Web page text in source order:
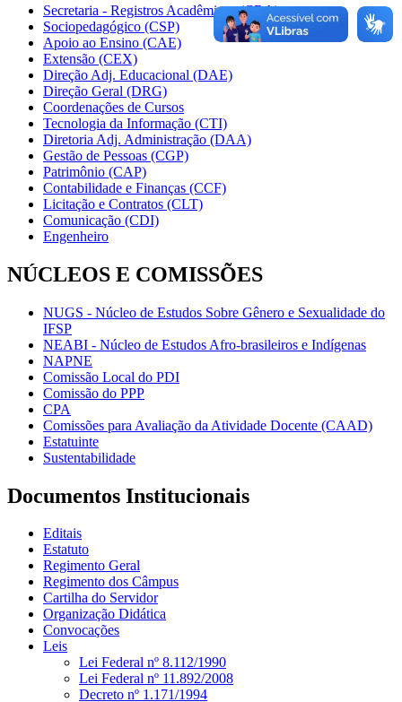
Secretaria - Registros Acadêmicos (CRA)
Sociopedagógico (CSP)
Apoio ao Ensino (CAE)
Extensão (CEX)
Direção Adj. Educacional (DAE)
Direção Geral (DRG)
Coordenações de Cursos
Tecnologia da Informação (CTI)
Diretoria Adj. Administração (DAA)
Gestão de Pessoas (CGP)
Patrimônio (CAP)
Contabilidade e Finanças (CCF)
Licitação e Contratos (CLT)
Comunicação (CDI)
Engenheiro
NÚCLEOS E COMISSÕES
NUGS - Núcleo de Estudos Sobre Gênero e Sexualidade do
IFSP
NEABI - Núcleo de Estudos Afro-brasileiros e Indígenas
NAPNE
Comissão Local do PDI
Comissão do PPP
CPA
Comissões para Avaliação da Atividade Docente (CAAD)
Estatuinte
Sustentabilidade
Documentos Institucionais
Editais
Estatuto
Regimento Geral
Regimento dos Câmpus
Cartilha do Servidor
Organização Didática
Convocações
Leis
Lei Federal nº 8.112/1990
Lei Federal nº 11.892/2008
Decreto nº 1.171/1994